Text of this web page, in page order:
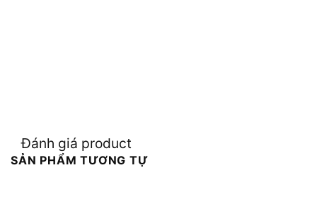
Đánh giá product
SẢN PHẨM TƯƠNG TỰ